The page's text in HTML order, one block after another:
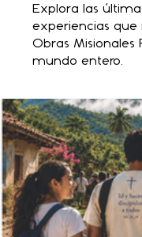
Explora las
experiencias
Obras Misionales
mundo entero.